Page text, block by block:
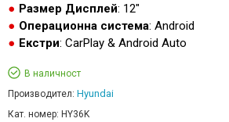
Размер Дисплей: 12"
Операционна система: Android
Екстри: CarPlay & Android Auto
В наличност
Производител: Hyundai
Кат. номер: HY36K